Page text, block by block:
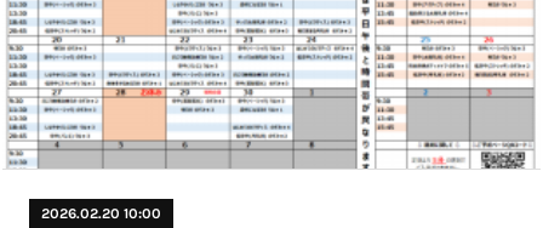
2026.02.20 10:00